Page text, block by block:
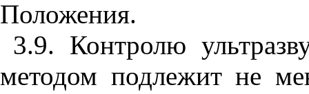
Положения.
3.9. Контролю
методом подлежит не